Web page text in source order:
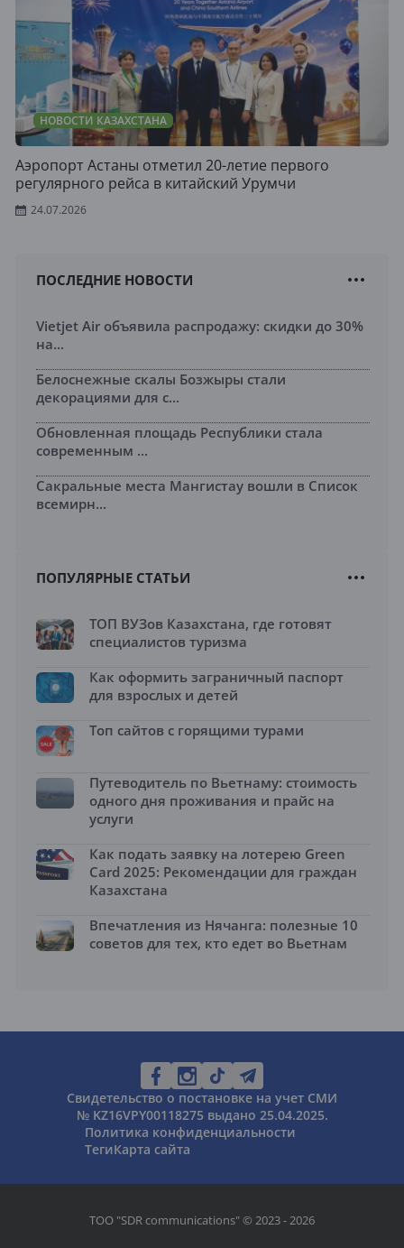
НОВОСТИ КАЗАХСТАНА
Аэропорт Астаны отметил 20-летие первого
регулярного рейса в китайский Урумчи
24.07.2026
ПОСЛЕДНИЕ НОВОСТИ
Vietjet Air объявила распродажу: скидки до 30%
на...
Белоснежные скалы Бозжыры стали
декорациями для с...
Обновленная площадь Республики стала
современным ...
Сакральные места Мангистау вошли в Список
всемирн...
ПОПУЛЯРНЫЕ СТАТЬИ
ТОП ВУЗов Казахстана, где готовят
специалистов туризма
Как оформить заграничный паспорт
для взрослых и детей
Топ сайтов с горящими турами
Путеводитель по Вьетнаму: стоимость
одного дня проживания и прайс на
услуги
Как подать заявку на лотерею Green
Card 2025: Рекомендации для граждан
Казахстана
Впечатления из Нячанга: полезные 10
советов для тех, кто едет во Вьетнам
Свидетельство о постановке на учет СМИ
№ KZ16VPY00118275 выдано 25.04.2025.
Политика конфиденциальности
ТегиКарта сайта
ТОО "SDR communications" © 2023 - 2026